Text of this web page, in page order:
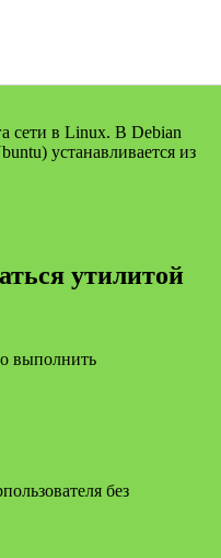
сети в Linux. В Debian
устанавливается из
утилитой
выполнить
без